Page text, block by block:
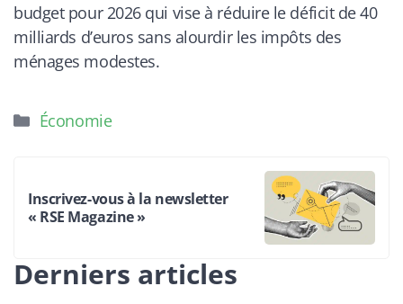
budget pour 2026 qui vise à réduire le déficit de 40
milliards d’euros sans alourdir les impôts des
ménages modestes.
Catégories
Économie
Inscrivez-vous à la newsletter
« RSE Magazine »
Derniers articles